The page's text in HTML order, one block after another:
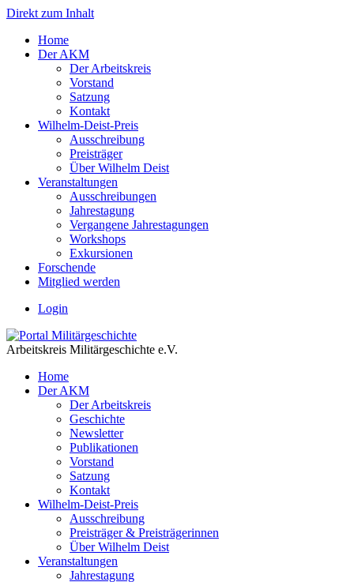
Direkt zum Inhalt
Home
Der AKM
Der Arbeitskreis
Vorstand
Satzung
Kontakt
Wilhelm-Deist-Preis
Ausschreibung
Preisträger
Über Wilhelm Deist
Veranstaltungen
Ausschreibungen
Jahrestagung
Vergangene Jahrestagungen
Workshops
Exkursionen
Forschende
Mitglied werden
Login
Arbeitskreis Militärgeschichte e.V.
Home
Der AKM
Der Arbeitskreis
Geschichte
Newsletter
Publikationen
Vorstand
Satzung
Kontakt
Wilhelm-Deist-Preis
Ausschreibung
Preisträger & Preisträgerinnen
Über Wilhelm Deist
Veranstaltungen
Jahrestagung